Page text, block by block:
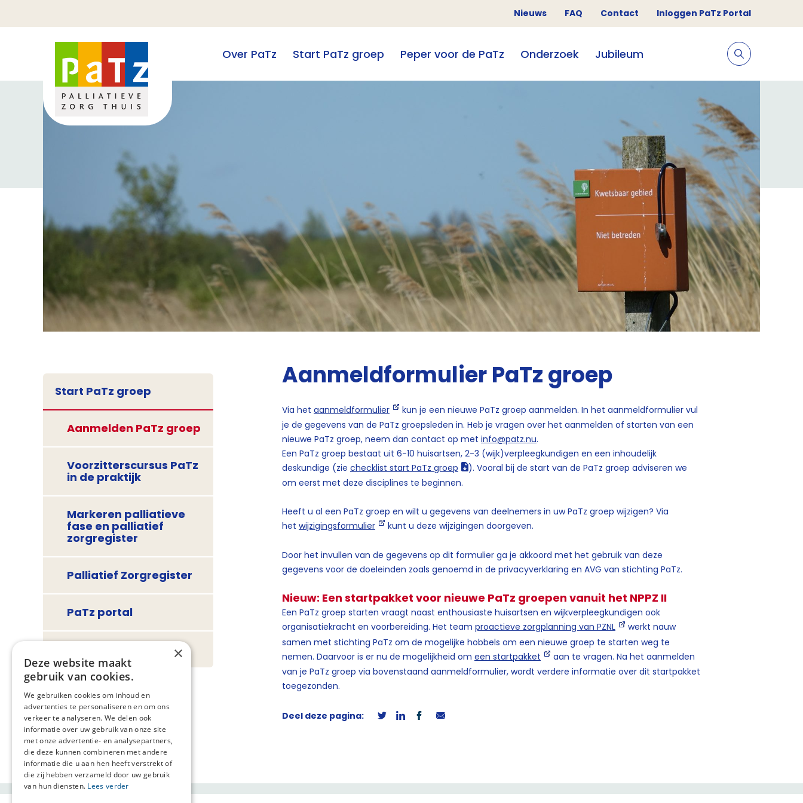
Nieuws FAQ Contact Inloggen PaTz Portal
Over PaTz Start PaTz groep Peper voor de PaTz Onderzoek Jubileum
Start PaTz groep
Aanmelden PaTz groep
Voorzitterscursus PaTz
in de praktijk
Markeren palliatieve
fase en palliatief
zorgregister
Palliatief Zorgregister
PaTz portal
Aanmeldformulier PaTz groep
Via het aanmeldformulier
kun je een nieuwe PaTz groep aanmelden. In het aanmeldformulier vul
je de gegevens van de PaTz groepsleden in. Heb je vragen over het aanmelden of starten van een
nieuwe PaTz groep, neem dan contact op met info@patz.nu.
Een PaTz groep bestaat uit 6-10 huisartsen, 2-3 (wijk)verpleegkundigen en een inhoudelijk
deskundige (zie checklist start PaTz groep
). Vooral bij de start van de PaTz groep adviseren we
om eerst met deze disciplines te beginnen.
Heeft u al een PaTz groep en wilt u gegevens van deelnemers in uw PaTz groep wijzigen? Via
het wijzigingsformulier kunt u deze wijzigingen doorgeven.
Door het invullen van de gegevens op dit formulier ga je akkoord met het gebruik van deze
gegevens voor de doeleinden zoals genoemd in de privacyverklaring en AVG van stichting PaTz.
Nieuw: Een startpakket voor nieuwe PaTz groepen vanuit het NPPZ II
Een PaTz groep starten vraagt naast enthousiaste huisartsen en wijkverpleegkundigen ook
organisatiekracht en voorbereiding. Het team proactieve zorgplanning van PZNL
werkt nauw
samen met stichting PaTz om de mogelijke hobbels om een nieuwe groep te starten weg te
nemen. Daarvoor is er nu de mogelijkheid om een startpakket
aan te vragen. Na het aanmelden
van je PaTz groep via bovenstaand aanmeldformulier, wordt verdere informatie over dit startpakket
toegezonden.
Deel deze pagina:
×
Deze website maakt
gebruik van cookies.
We gebruiken cookies om inhoud en
advertenties te personaliseren en om ons
verkeer te analyseren. We delen ook
informatie over uw gebruik van onze site
met onze advertentie- en analysepartners,
die deze kunnen combineren met andere
informatie die u aan hen heeft verstrekt of
die zij hebben verzameld door uw gebruik
van hun diensten. Lees verder